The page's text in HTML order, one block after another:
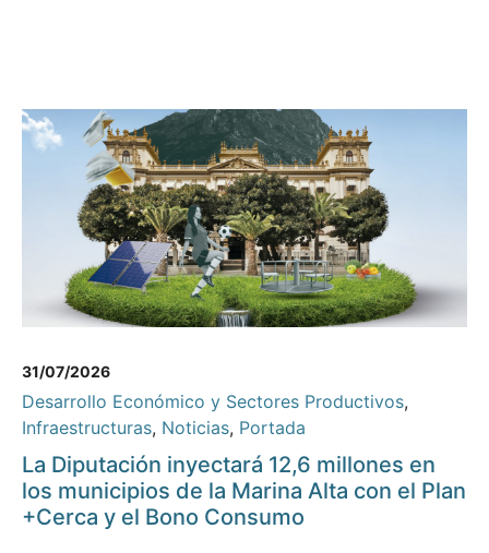
31/07/2026
Desarrollo Económico y Sectores Productivos,
Infraestructuras, Noticias, Portada
La Diputación inyectará 12,6 millones en
los municipios de la Marina Alta con el Plan
+Cerca y el Bono Consumo